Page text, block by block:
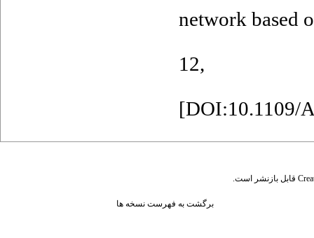
network based
12,
[DOI:10.1109/
قابل بازنشر است.
برگشت به فهرست نسخه ها